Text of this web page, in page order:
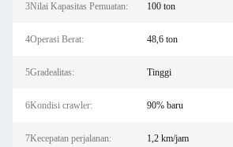
3Nilai Kapasitas Pemuatan: 100 ton
4Operasi Berat: 48,6 ton
5Gradealitas: Tinggi
6Kondisi crawler: 90% baru
7Kecepatan perjalanan: 1,2 km/jam